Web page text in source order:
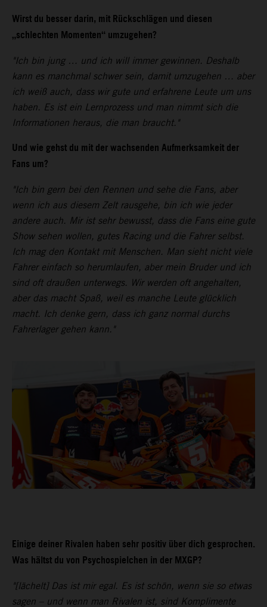
Wirst du besser darin, mit Rückschlägen und diesen
„schlechten Momenten“ umzugehen?
"Ich bin jung … und ich will immer gewinnen. Deshalb
kann es manchmal schwer sein, damit umzugehen … aber
ich weiß auch, dass wir gute und erfahrene Leute um uns
haben. Es ist ein Lernprozess und man nimmt sich die
Informationen heraus, die man braucht."
Und wie gehst du mit der wachsenden Aufmerksamkeit der
Fans um?
"Ich bin gern bei den Rennen und sehe die Fans, aber
wenn ich aus diesem Zelt rausgehe, bin ich wie jeder
andere auch. Mir ist sehr bewusst, dass die Fans eine gute
Show sehen wollen, gutes Racing und die Fahrer selbst.
Ich mag den Kontakt mit Menschen. Man sieht nicht viele
Fahrer einfach so herumlaufen, aber mein Bruder und ich
sind oft draußen unterwegs. Wir werden oft angehalten,
aber das macht Spaß, weil es manche Leute glücklich
macht. Ich denke gern, dass ich ganz normal durchs
Fahrerlager gehen kann."
Einige deiner Rivalen haben sehr positiv über dich gesprochen.
Was hältst du von Psychospielchen in der MXGP?
"[lächelt] Das ist mir egal. Es ist schön, wenn sie so etwas
sagen – und wenn man Rivalen ist, sind Komplimente